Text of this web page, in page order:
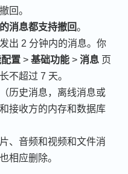
回。
消息都支持撤回。
出 2 分钟内的消息。你
new window
置 >基础功能 >消息 页
不超过 7 天。
历史消息，离线消息或
接收方的内存和数据库
、音频和视频和文件消
相应删除。